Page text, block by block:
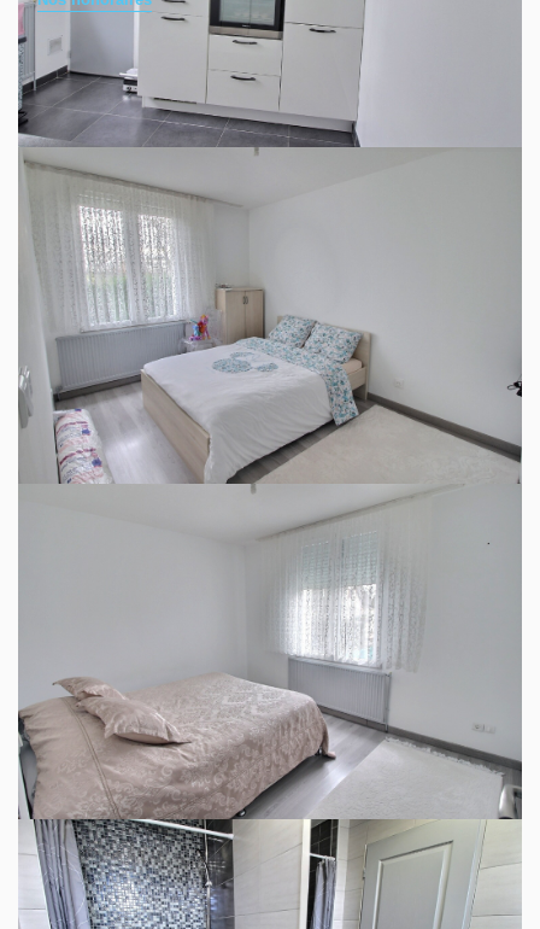
EXCLUSIVITÉ - MAISON 4 PIÈCES AU CALME
A 10 MINUTES DE L'AGGLO DE CHARTRES venez
découvrir cette maison T4 au calme de 66,32 m² environ
sur 1 570 m² de terrain, à deux pas des commerces et d'un
accès gare. Elle s'organise comme suit : un salon/séjour,
une cuisine aménagée et équipée, trois chambres (entre 9
et 11 m²). Elle offre également une salle d'eau et des
toilettes. Un chauffage fonctionnant au gaz est présent
dans la maison.
Un sous-sol total et un grenier offrent à ce bien de l'espace
de rangement supplémentaire.
C'est une maison construite en 1957, qui est en bon état
Il y a des écoles de tous niveaux (de la maternelle au
lycée) à moins de 10 minutes de la maison. Niveau
transports, on trouve une gare à quelques pas du bien ainsi
que des commerces de proximité.
Cette maison a une note DPE de classe D (169
kWh/m²/an). L'indice GES est également de catégorie D.
Cette maison T4 est proposée à l'achat pour 205 725 €
(honoraires à la charge du vendeur).
N'hésitez pas à prendre contact avec votre agence MGN